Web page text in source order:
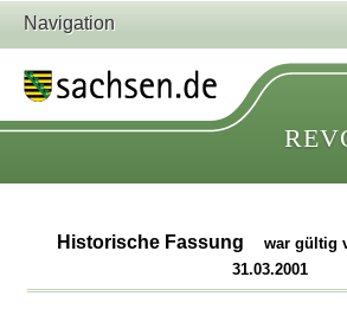
Navigation
Historische Fassung
war gültig
31.03.2001